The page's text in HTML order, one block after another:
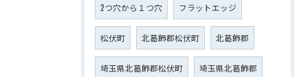
2つ穴から１つ穴 フラットエッジ
松伏町 北葛飾郡松伏町 北葛飾郡
埼玉県北葛飾郡松伏町 埼玉県北葛飾郡